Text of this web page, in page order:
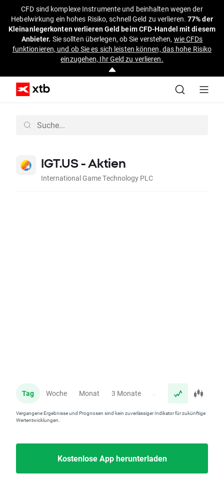
CFD sind komplexe Instrumente und beinhalten wegen der
Hebelwirkung ein hohes Risiko, schnell Geld zu verlieren.77% der
Kleinanlegerkonten verlieren Geld beim CFD-Handel mit diesem
Anbieter. Sie sollten überlegen, ob Sie verstehen, wie CFDs
funktionieren, und ob Sie es sich leisten können, das hohe Risiko
einzugehen, Ihr Geld zu verlieren.
IGT.US - Aktien
International Game Technology PLC
Tag Woche Monat 3 Monate Jahr
Vergangene Ergebnisse und Prognosen sind kein zuverlässiger Indikator für zukünftige
Wertentwicklungen.
Kostenlose App herunterladen